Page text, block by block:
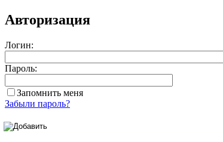
Авторизация
Логин:
Пароль:
Запомнить меня
Забыли пароль?